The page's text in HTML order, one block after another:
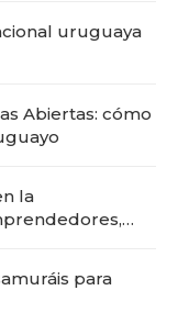
uruguaya
Abiertas: cómo
la
para